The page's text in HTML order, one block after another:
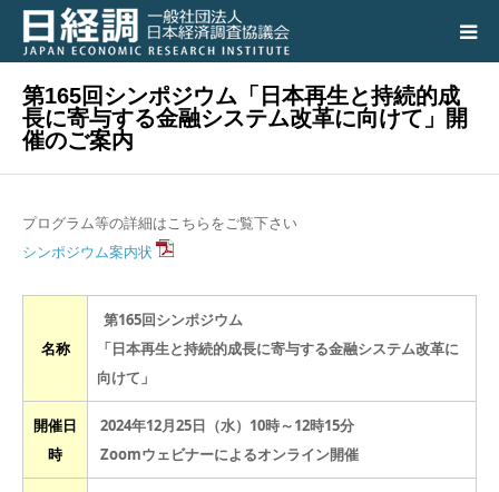
第165回シンポジウム「日本再生と持続的成
長に寄与する金融システム改革に向けて」開
催のご案内
プログラム等の詳細はこちらをご覧下さい
シンポジウム案内状
名称
第165回シンポジウム
「日本再生と持続的成長に寄与する金融システム改革に
向けて」
開催日
時
2024年12月25日（水）10時～12時15分
Zoomウェビナーによるオンライン開催
日経調について
調査研究活動の成果
講演会、シンポジウム
入会のご案内